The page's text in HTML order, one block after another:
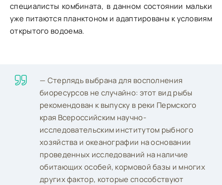
специалисты комбината, в данном состоянии мальки
уже питаются планктоном и адаптированы к условиям
открытого водоема.
— Стерлядь выбрана для восполнения
биоресурсов не случайно: этот вид рыбы
рекомендован к выпуску в реки Пермского
края Всероссийским научно-
исследовательским институтом рыбного
хозяйства и океанографии на основании
проведенных исследований на наличие
обитающих особей, кормовой базы и многих
других фактор, которые способствуют